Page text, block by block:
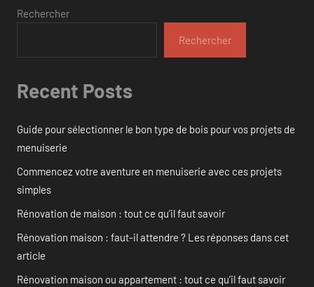
Rechercher
Rechercher
Recent Posts
Guide pour sélectionner le bon type de bois pour vos projets de
menuiserie
Commencez votre aventure en menuiserie avec ces projets
simples
Rénovation de maison : tout ce qu’il faut savoir
Rénovation maison : faut-il attendre ? Les réponses dans cet
article
Rénovation maison ou appartement : tout ce qu’il faut savoir